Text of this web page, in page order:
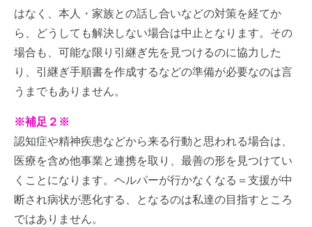
はなく、本人・家族との話し合いなどの対策を経てか
ら、どうしても解決しない場合は中止となります。その
場合も、可能な限り引継ぎ先を見つけるのに協力した
り、引継ぎ手順書を作成するなどの準備が必要なのは言
うまでもありません。
※補足２※
認知症や精神疾患などから来る行動と思われる場合は、
医療を含め他事業と連携を取り、最善の形を見つけてい
くことになります。ヘルパーが行かなくなる＝支援が中
断され病状が悪化する、となるのは私達の目指すところ
ではありません。